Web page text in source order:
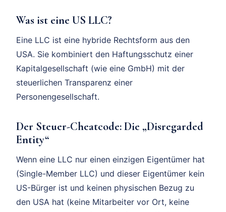
Was ist eine US LLC?
Eine LLC ist eine hybride Rechtsform aus den
USA. Sie kombiniert den Haftungsschutz einer
Kapitalgesellschaft (wie eine GmbH) mit der
steuerlichen Transparenz einer
Personengesellschaft.
Der Steuer-Cheatcode: Die „Disregarded
Entity“
Wenn eine LLC nur einen einzigen Eigentümer hat
(Single-Member LLC) und dieser Eigentümer kein
US-Bürger ist und keinen physischen Bezug zu
den USA hat (keine Mitarbeiter vor Ort, keine